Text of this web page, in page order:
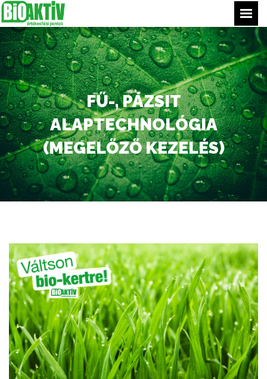
Főoldal
Termékeink
Értékesítési pontjaink
Tippek
Bejelentkezés
FŰ-, PÁZSIT
ALAPTECHNOLÓGIA
(MEGELŐZŐ KEZELÉS)